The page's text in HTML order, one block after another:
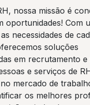
nossa missão é
oportunidades! Com
necessidades de
soluções
em recrutamento e
e serviços de
mercado de
os melhores